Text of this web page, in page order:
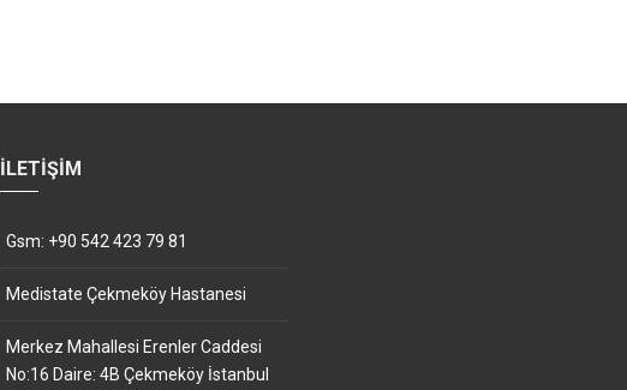
İLETIŞIM
Gsm: +90 542 423 79 81
Medistate Çekmeköy Hastanesi
Merkez Mahallesi Erenler Caddesi
No:16 Daire: 4B Çekmeköy İstanbul